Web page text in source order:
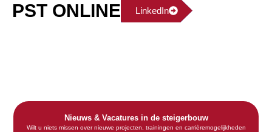
PST ONLINE LinkedIn
Nieuws & Vacatures in de steigerbouw
Wilt u niets missen over nieuwe projecten, trainingen en carrièremogelijkheden